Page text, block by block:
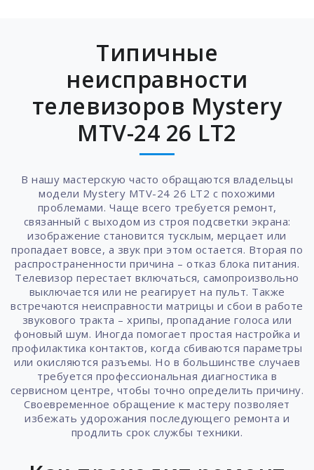
Типичные
неисправности
телевизоров Mystery
MTV-24 26 LT2
В нашу мастерскую часто обращаются владельцы
модели Mystery MTV-24 26 LT2 с похожими
проблемами. Чаще всего требуется ремонт,
связанный с выходом из строя подсветки экрана:
изображение становится тусклым, мерцает или
пропадает вовсе, а звук при этом остается. Вторая по
распространенности причина – отказ блока питания.
Телевизор перестает включаться, самопроизвольно
выключается или не реагирует на пульт. Также
встречаются неисправности матрицы и сбои в работе
звукового тракта – хрипы, пропадание голоса или
фоновый шум. Иногда помогает простая настройка и
профилактика контактов, когда сбиваются параметры
или окисляются разъемы. Но в большинстве случаев
требуется профессиональная диагностика в
сервисном центре, чтобы точно определить причину.
Своевременное обращение к мастеру позволяет
избежать удорожания последующего ремонта и
продлить срок службы техники.